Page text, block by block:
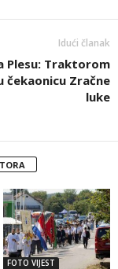
Idući članak
Plesu: Traktorom
čekaonicu Zračne
luke
FOTO VIJEST